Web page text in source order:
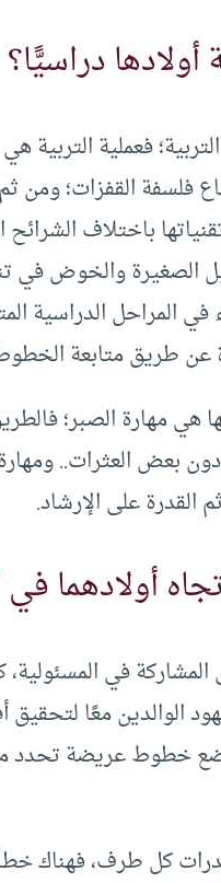
دراسيًّا؟
فعملية التربية
فلسفة القفزات؛ ومن
باختلاف الشرائح
الصغيرة والخوض في
في المراحل الدراسية
عن طريق متابعة
هي مهارة الصبر؛
بعض العثرات.. ومهارة
القدرة على الإرشاد.
أولادهما في
في
معًا لتحقيق
لوضع خطوط عريضة
كل طرف، فهناك